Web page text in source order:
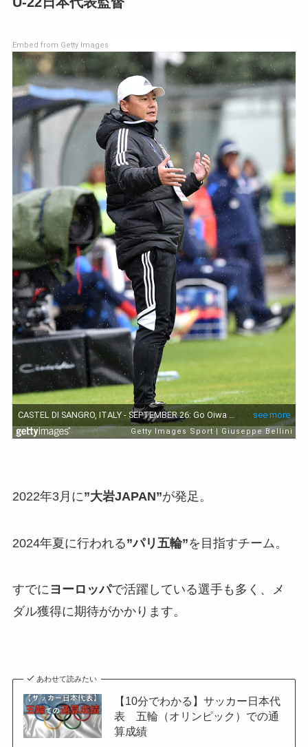
Embed from Getty Images
2022年3月に”大岩JAPAN”が発足。
2024年夏に行われる”パリ五輪”を目指すチーム。
すでにヨーロッパで活躍している選手も多く、メ
ダル獲得に期待がかかります。
あわせて読みたい
【10分でわかる】サッカー日本代
表 五輪（オリンピック）での通
算成績